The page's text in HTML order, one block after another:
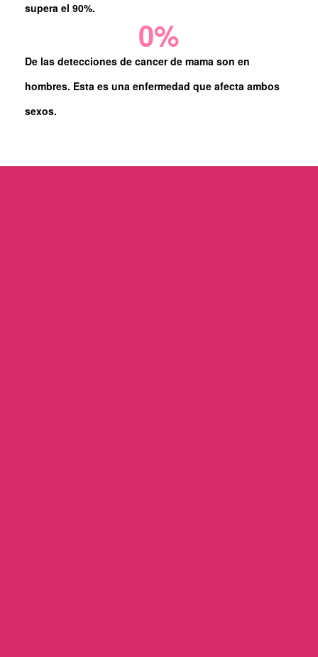
supera el 90%.
De las detecciones de cancer de mama son en
hombres. Esta es una enfermedad que afecta ambos
sexos.
0%